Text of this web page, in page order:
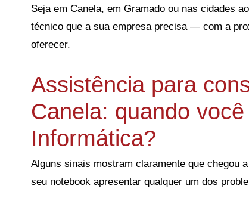
Seja em Canela, em Gramado ou nas cidades
técnico que a sua empresa precisa — com a
oferecer.
Assistência para
Canela: quando
Informática?
Alguns sinais mostram claramente que chegou
seu notebook apresentar qualquer um dos